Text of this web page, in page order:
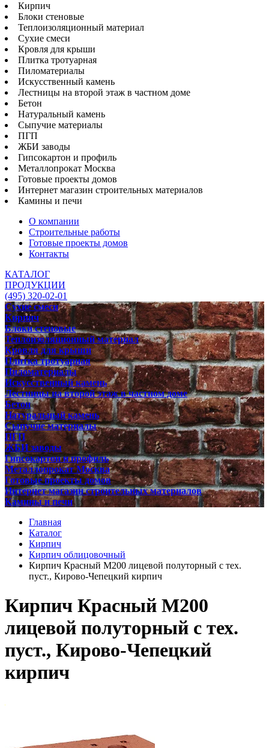
Кирпич
Блоки стеновые
Теплоизоляционный материал
Сухие смеси
Кровля для крыши
Плитка тротуарная
Пиломатериалы
Искусственный камень
Лестницы на второй этаж в частном доме
Бетон
Натуральный камень
Сыпучие материалы
ПГП
ЖБИ заводы
Гипсокартон и профиль
Металлопрокат Москва
Готовые проекты домов
Интернет магазин строительных материалов
Камины и печи
О компании
Строительные работы
Готовые проекты домов
Контакты
КАТАЛОГ
ПРОДУКЦИИ
(495) 320-02-01
Сухие смеси
Кирпич
Блоки стеновые
Теплоизоляционный материал
Кровля для крыши
Плитка тротуарная
Пиломатериалы
Искусственный камень
Лестницы на второй этаж в частном доме
Бетон
Натуральный камень
Сыпучие материалы
ПГП
ЖБИ заводы
Гипсокартон и профиль
Металлопрокат Москва
Готовые проекты домов
Интернет магазин строительных материалов
Камины и печи
Главная
Каталог
Кирпич
Кирпич облицовочный
Кирпич Красный М200 лицевой полуторный с тех.
пуст., Кирово-Чепецкий кирпич
Кирпич Красный М200
лицевой полуторный с тех.
пуст., Кирово-Чепецкий
кирпич